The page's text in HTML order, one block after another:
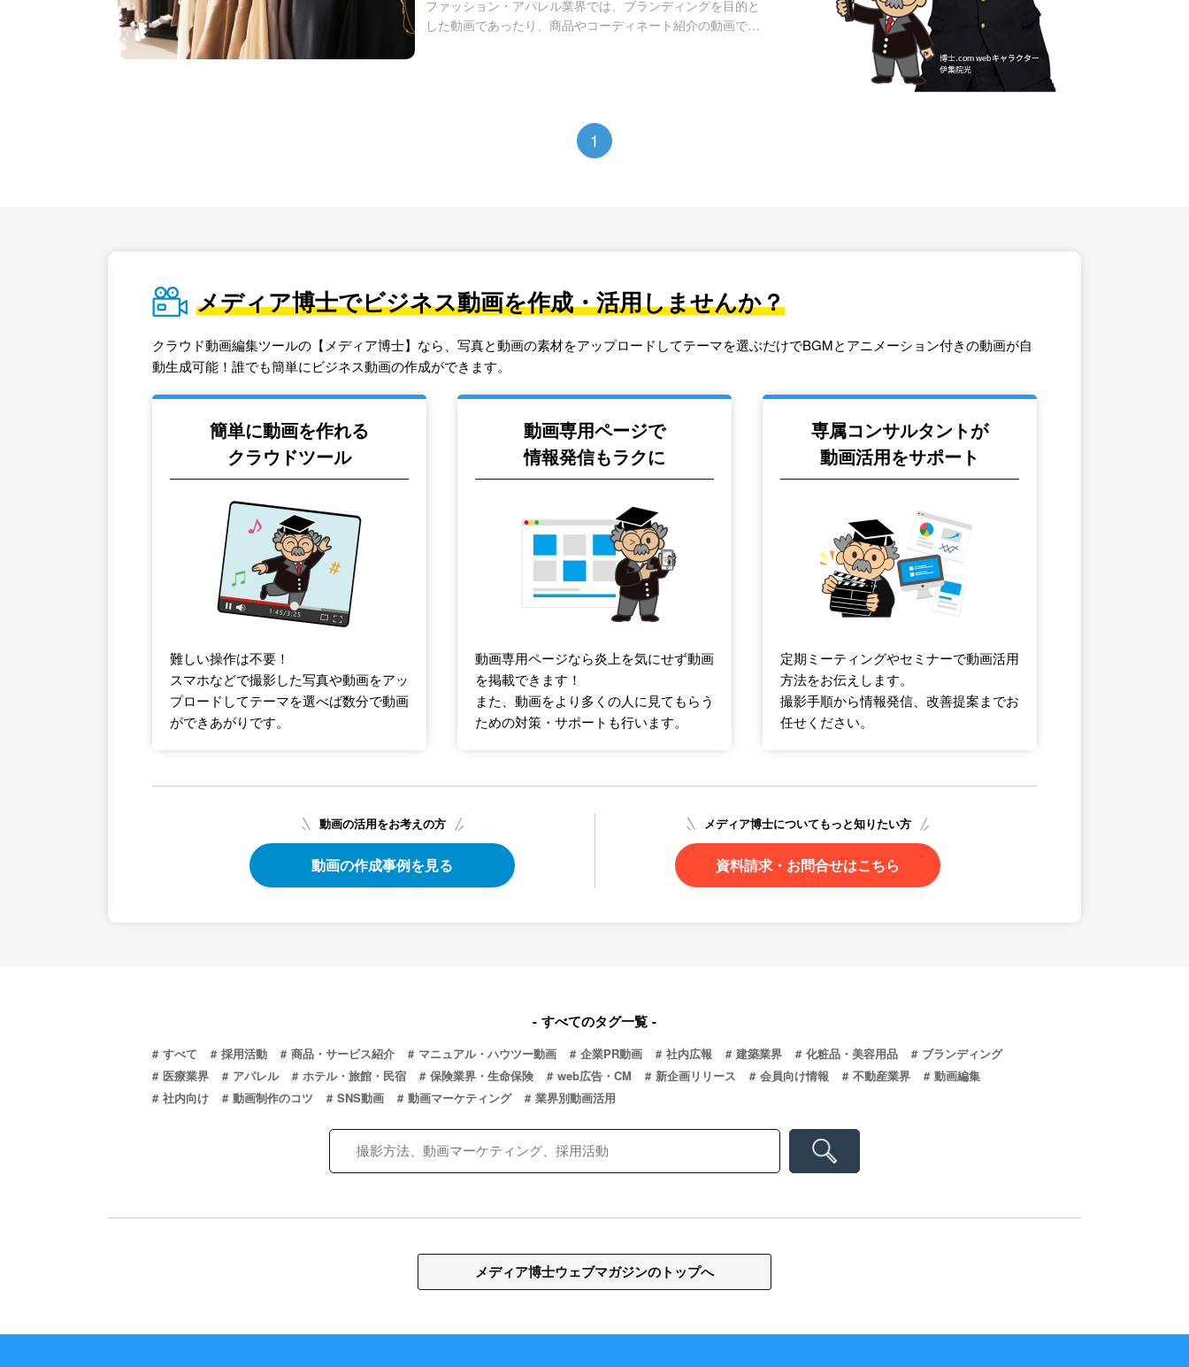
ファッション・アパレル業界では、ブランディングを目的と
した動画であったり、商品やコーディネート紹介の動画であ
1
メディア博士でビジネス動画を作成・活用しませんか？
クラウド動画編集ツールの【メディア博士】なら、写真と動画の素材をアップロードしてテーマを選ぶだけでBGMとアニメーション付きの動画が自
動生成可能！誰でも簡単にビジネス動画の作成ができます。
簡単に動画を作れる
クラウドツール
難しい操作は不要！
スマホなどで撮影した写真や動画をアッ
プロードしてテーマを選べば数分で動画
ができあがりです。
動画専用ページで
情報発信もラクに
動画専用ページなら炎上を気にせず動画
を掲載できます！
また、動画をより多くの人に見てもらう
ための対策・サポートも行います。
専属コンサルタントが
動画活用をサポート
定期ミーティングやセミナーで動画活用
方法をお伝えします。
撮影手順から情報発信、改善提案までお
任せください。
動画の活用をお考えの方
動画の作成事例を見る
メディア博士についてもっと知りたい方
資料請求・お問合せはこちら
すべてのタグ一覧
すべて 採用活動 商品・サービス紹介 マニュアル・ハウツー動画 企業PR動画 社内広報 建築業界 化粧品・美容用品
ブランディング
医療業界
アパレル ホテル・旅館・民宿 保険業界・生命保険 web広告・CM 新企画リリース 会員向け情報 不動産業界
動画編集
社内向け
動画制作のコツ SNS動画 動画マーケティング 業界別動画活用
メディア博士ウェブマガジンのトップへ